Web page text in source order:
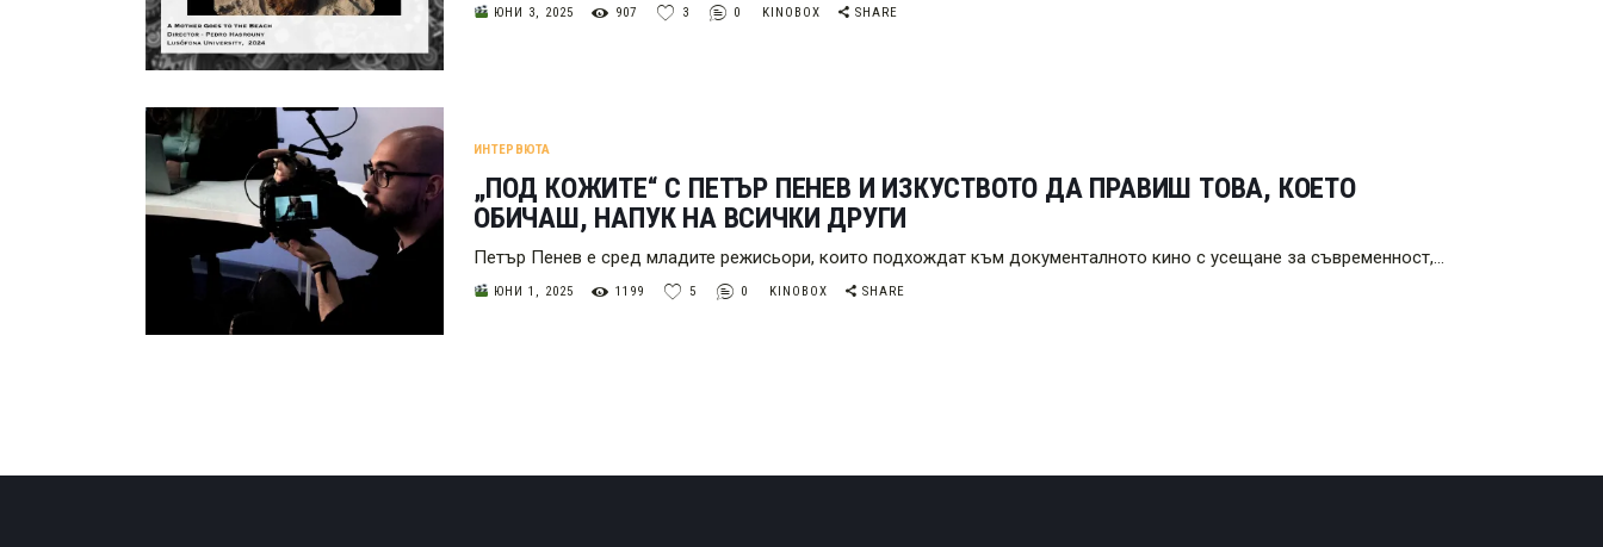
ЮНИ 3, 2025 907 3 0 KINOBOX SHARE
ИНТЕРВЮТА
„ПОД КОЖИТЕ“ С ПЕТЪР ПЕНЕВ И ИЗКУСТВОТО ДА ПРАВИШ ТОВА, КОЕТО
ОБИЧАШ, НАПУК НА ВСИЧКИ ДРУГИ
Петър Пенев е сред младите режисьори, които подхождат към документалното кино с усещане за съвременност,…
ЮНИ 1, 2025 1199 5 0 KINOBOX SHARE